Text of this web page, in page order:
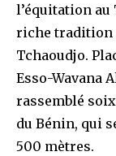
l’équitation
riche tradition
Tchaoudjo.
Esso-Wavana
rassemblé
du Bénin, qui
500 mètres.